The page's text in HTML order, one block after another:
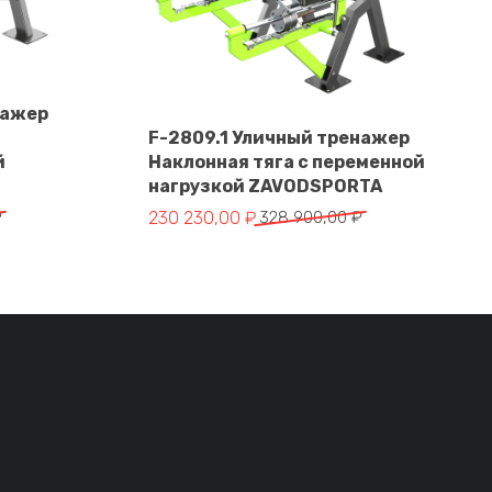
364 550,00 ₽.
В корзину
F-2809.1 Уличный тренажер
Наклонная тяга с переменной
нагрузкой ZAVODSPORTA
328 900,00₽
Первоначальная цена составляла 328
230 230,00 ₽
Текущая цена: 230 230,00 ₽.